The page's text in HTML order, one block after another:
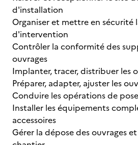
d'installation
Organiser et mettre en sécurité
d'intervention
Contrôler la conformité des
ouvrages
Implanter, tracer, distribuer les
Préparer, adapter, ajuster les
Conduire les opérations de
Installer les équipements
accessoires
Gérer la dépose des ouvrages